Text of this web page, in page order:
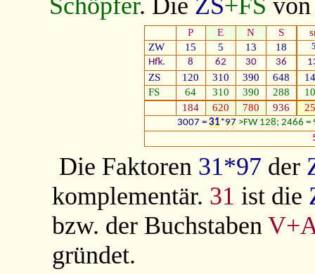
Schöpfer. Die ZS+FS
P E N S
ZW
15 5 13 18
Hfk. 8 62 30 36
ZS 120 310 390 648
FS
64 310 390 288
184
620 780 936
3007 = 31*97 >FW 128; 2466 =
Die Faktoren 31*97 der
komplementär. 31 ist die
bzw. der Buchstaben
gründet.